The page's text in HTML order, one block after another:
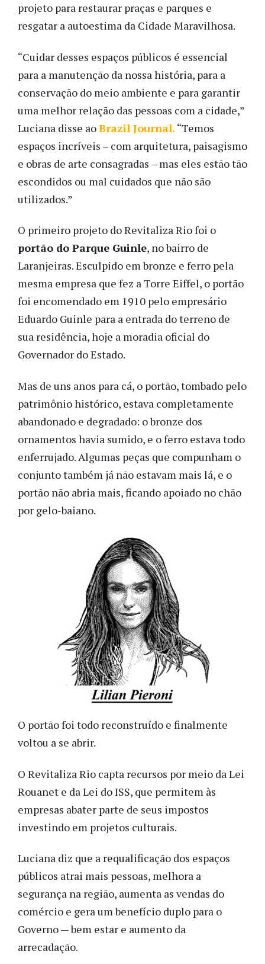
projeto para restaurar praças e parques e
resgatar a autoestima da Cidade Maravilhosa.
“Cuidar desses espaços públicos é essencial
para a manutenção da nossa história, para a
conservação do meio ambiente e para garantir
uma melhor relação das pessoas com a cidade,”
Luciana disse aoBrazil Journal. “Temos
espaços incríveis – com arquitetura, paisagismo
e obras de arte consagradas – mas eles estão tão
escondidos ou mal cuidados que não são
utilizados.”
O primeiro projeto do Revitaliza Rio foi o
portão do Parque Guinle, no bairro de
Laranjeiras. Esculpido em bronze e ferro pela
mesma empresa que fez a Torre Eiffel, o portão
foi encomendado em 1910 pelo empresário
Eduardo Guinle para a entrada do terreno de
sua residência, hoje a moradia oficial do
Governador do Estado.
Mas de uns anos para cá, o portão, tombado pelo
patrimônio histórico, estava completamente
abandonado e degradado: o bronze dos
ornamentos havia sumido, e o ferro estava todo
enferrujado. Algumas peças que compunham o
conjunto também já não estavam mais lá, e o
portão não abria mais, ficando apoiado no chão
por gelo-baiano.
O portão foi todo reconstruído e finalmente
voltou a se abrir.
O Revitaliza Rio capta recursos por meio da Lei
Rouanet e da Lei do ISS, que permitem às
empresas abater parte de seus impostos
investindo em projetos culturais.
Luciana diz que a requalificação dos espaços
públicos atrai mais pessoas, melhora a
segurança na região, aumenta as vendas do
comércio e gera um benefício duplo para o
Governo — bem estar e aumento da
arrecadação.